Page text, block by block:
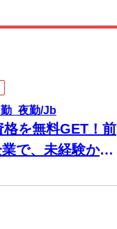
_夜勤/Jb
格を無料GET！前
で、未経験から